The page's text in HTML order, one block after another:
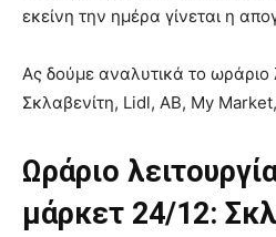
εκείνη την ημέρα γίνεται η
Ας δούμε αναλυτικά το ωράριο
Σκλαβενίτη, Lidl, ΑΒ, My
Ωράριο
μάρκετ 24/12: